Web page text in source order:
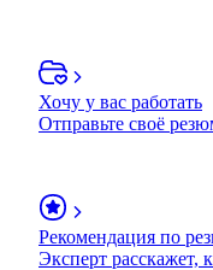
Хочу у вас работать
Отправьте своё
Рекомендация по
Эксперт расскажет,